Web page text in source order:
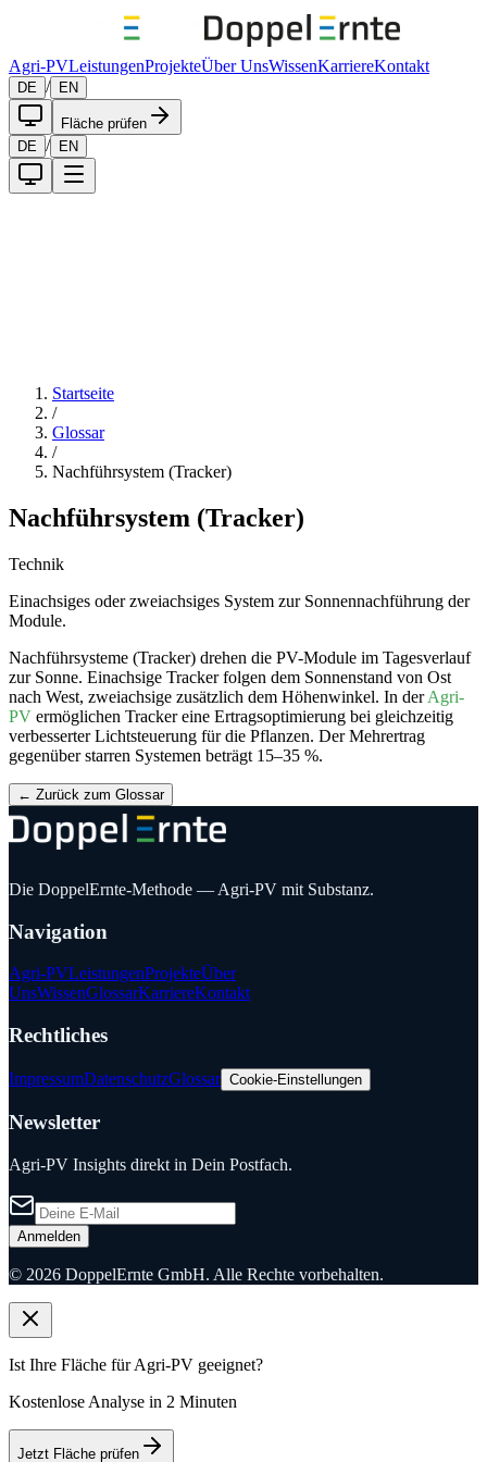
Agri-PVLeistungenProjekteÜber UnsWissenKarriereKontakt
DE / EN
Fläche prüfen
DE / EN
Startseite
/
Glossar
/
Nachführsystem (Tracker)
Nachführsystem (Tracker)
Technik
Einachsiges oder zweiachsiges System zur Sonnennachführung der
Module.
Nachführsysteme (Tracker) drehen die PV-Module im Tagesverlauf
zur Sonne. Einachsige Tracker folgen dem Sonnenstand von Ost
nach West, zweiachsige zusätzlich dem Höhenwinkel. In derAgri-
PV ermöglichen Tracker eine Ertragsoptimierung bei gleichzeitig
verbesserter Lichtsteuerung für die Pflanzen. Der Mehrertrag
gegenüber starren Systemen beträgt 15–35 %.
← Zurück zum Glossar
Die DoppelErnte-Methode — Agri-PV mit Substanz.
Navigation
Agri-PVLeistungenProjekteÜber
UnsWissenGlossarKarriereKontakt
Rechtliches
ImpressumDatenschutzGlossar Cookie-Einstellungen
Newsletter
Agri-PV Insights direkt in Dein Postfach.
Anmelden
© 2026 DoppelErnte GmbH. Alle Rechte vorbehalten.
Ist Ihre Fläche für Agri-PV geeignet?
Kostenlose Analyse in 2 Minuten
Jetzt Fläche prüfen